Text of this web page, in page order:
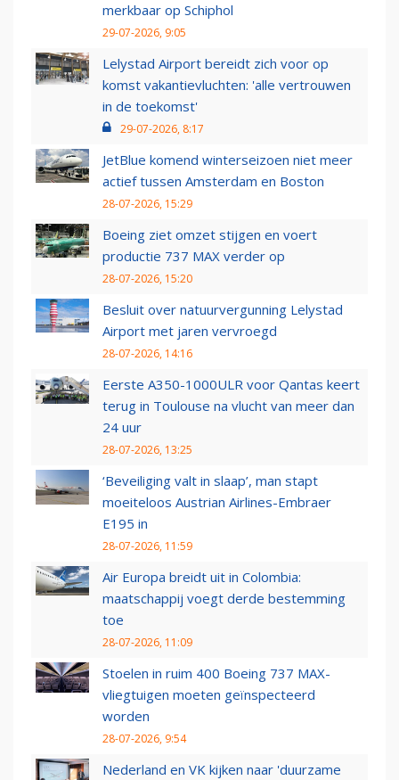
merkbaar op Schiphol
29-07-2026, 9:05
Lelystad Airport bereidt zich voor op
komst vakantievluchten: 'alle vertrouwen
in de toekomst'
29-07-2026, 8:17
JetBlue komend winterseizoen niet meer
actief tussen Amsterdam en Boston
28-07-2026, 15:29
Boeing ziet omzet stijgen en voert
productie 737 MAX verder op
28-07-2026, 15:20
Besluit over natuurvergunning Lelystad
Airport met jaren vervroegd
28-07-2026, 14:16
Eerste A350-1000ULR voor Qantas keert
terug in Toulouse na vlucht van meer dan
24 uur
28-07-2026, 13:25
‘Beveiliging valt in slaap’, man stapt
moeiteloos Austrian Airlines-Embraer
E195 in
28-07-2026, 11:59
Air Europa breidt uit in Colombia:
maatschappij voegt derde bestemming
toe
28-07-2026, 11:09
Stoelen in ruim 400 Boeing 737 MAX-
vliegtuigen moeten geïnspecteerd
worden
28-07-2026, 9:54
Nederland en VK kijken naar 'duurzame